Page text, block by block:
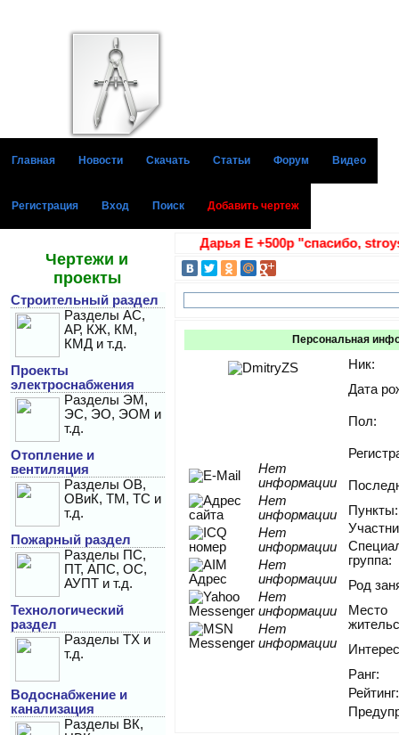
Главная Новости Скачать Статьи Форум Видео
Регистрация Вход Поиск Добавить чертеж
Чертежи и
проекты
Строительный раздел
Разделы АС,
АР, КЖ, КМ,
КМД и т.д.
Проекты
электроснабжения
Разделы ЭМ,
ЭС, ЭО, ЭОМ и
т.д.
Отопление и
вентиляция
Разделы ОВ,
ОВиК, ТМ, ТС и
т.д.
Пожарный раздел
Разделы ПС,
ПТ, АПС, ОС,
АУПТ и т.д.
Технологический
раздел
Разделы ТХ и
т.д.
Водоснабжение и
канализация
Разделы ВК,
+300р Диана Г +100р Дарья Е +500р "спасибо,
Персональная
Ник:
Дата
Пол:
Пункты:
группа:
Род
Место
Ранг:
Рейтинг:
Нет
информации
Нет
информации
Нет
информации
Нет
информации
Нет
информации
Нет
информации